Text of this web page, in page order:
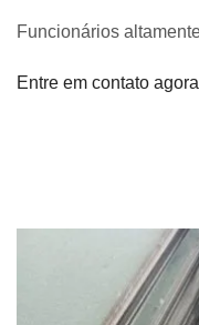
Funcionários
Entre em contato